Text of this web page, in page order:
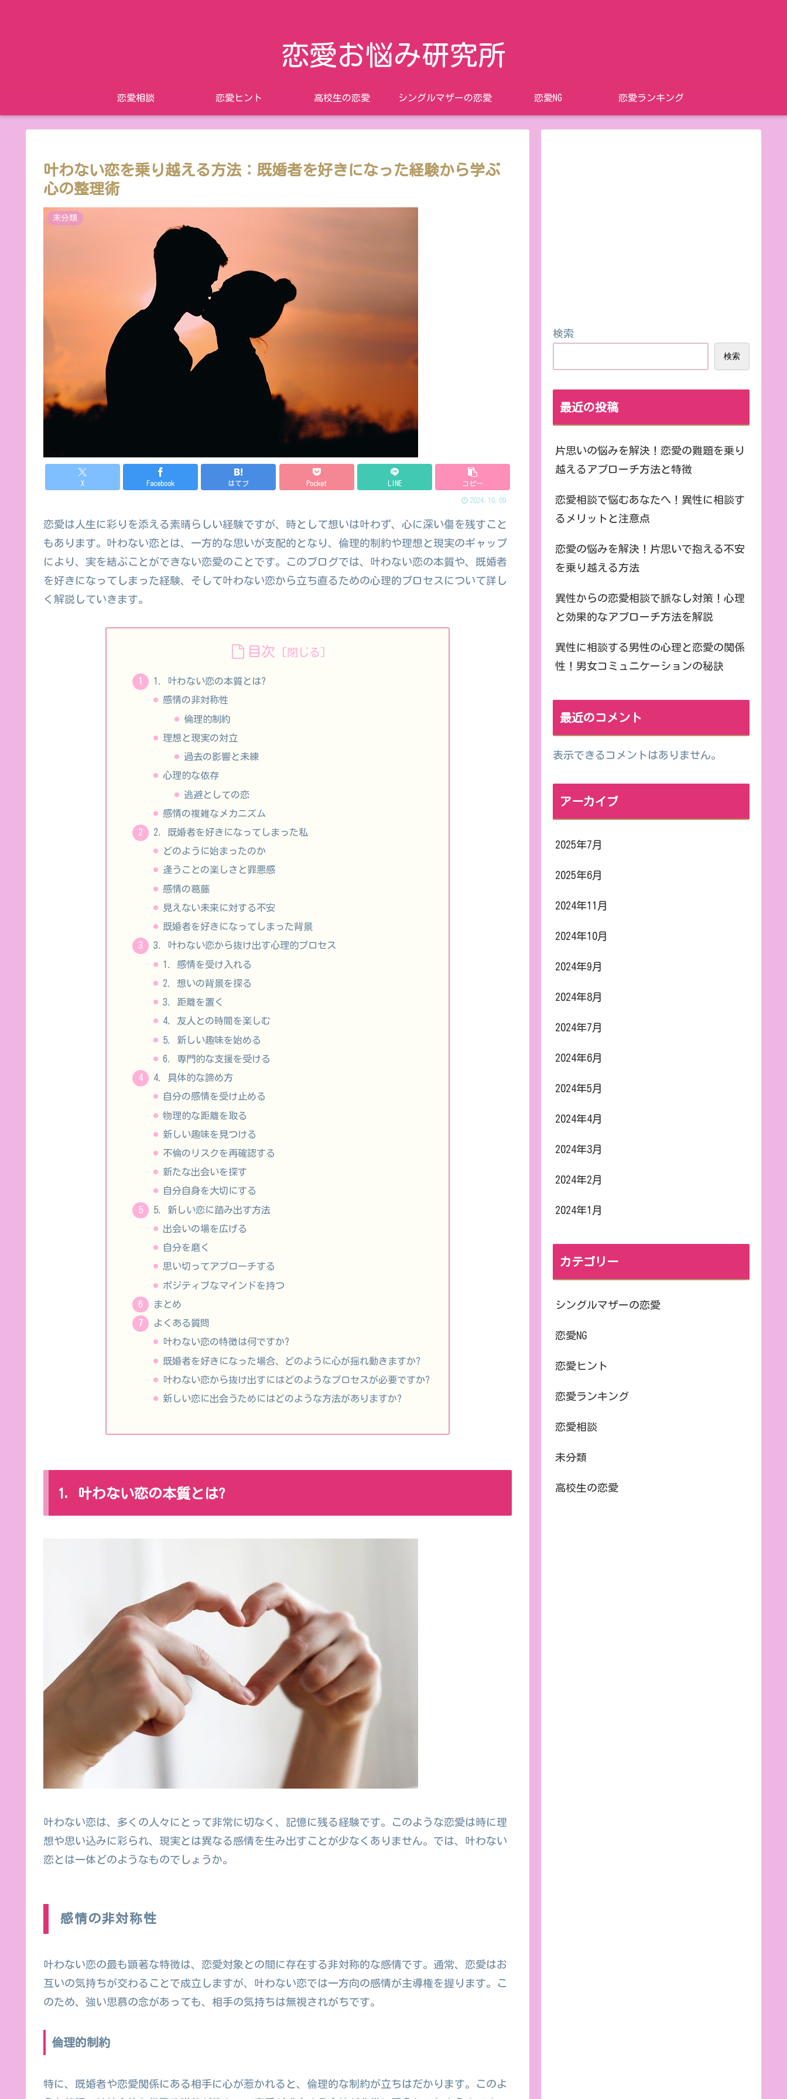
恋愛お悩み研究所
恋愛相談 恋愛ヒント 高校生の恋愛 シングルマザーの恋愛 恋愛NG 恋愛ランキング
叶わない恋を乗り越える方法：既婚者を好きになった経験から学ぶ
心の整理術
未分類
X Facebook はてブ Pocket LINE コピー
2024.10.09
恋愛は人生に彩りを添える素晴らしい経験ですが、時として想いは叶わず、心に深い傷を残すこと
もあります。叶わない恋とは、一方的な思いが支配的となり、倫理的制約や理想と現実のギャップ
により、実を結ぶことができない恋愛のことです。このブログでは、叶わない恋の本質や、既婚者
を好きになってしまった経験、そして叶わない恋から立ち直るための心理的プロセスについて詳し
く解説していきます。
目次
1. 叶わない恋の本質とは?
感情の非対称性
倫理的制約
理想と現実の対立
過去の影響と未練
心理的な依存
逃避としての恋
感情の複雑なメカニズム
2. 既婚者を好きになってしまった私
どのように始まったのか
逢うことの楽しさと罪悪感
感情の葛藤
見えない未来に対する不安
既婚者を好きになってしまった背景
3. 叶わない恋から抜け出す心理的プロセス
1. 感情を受け入れる
2. 想いの背景を探る
3. 距離を置く
4. 友人との時間を楽しむ
5. 新しい趣味を始める
6. 専門的な支援を受ける
4. 具体的な諦め方
自分の感情を受け止める
物理的な距離を取る
新しい趣味を見つける
不倫のリスクを再確認する
新たな出会いを探す
自分自身を大切にする
5. 新しい恋に踏み出す方法
出会いの場を広げる
自分を磨く
思い切ってアプローチする
ポジティブなマインドを持つ
まとめ
よくある質問
叶わない恋の特徴は何ですか?
既婚者を好きになった場合、どのように心が揺れ動きますか?
叶わない恋から抜け出すにはどのようなプロセスが必要ですか?
新しい恋に出会うためにはどのような方法がありますか?
1. 叶わない恋の本質とは?
叶わない恋は、多くの人々にとって非常に切なく、記憶に残る経験です。このような恋愛は時に理
想や思い込みに彩られ、現実とは異なる感情を生み出すことが少なくありません。では、叶わない
恋とは一体どのようなものでしょうか。
感情の非対称性
叶わない恋の最も顕著な特徴は、恋愛対象との間に存在する非対称的な感情です。通常、恋愛はお
互いの気持ちが交わることで成立しますが、叶わない恋では一方向の感情が主導権を握ります。こ
のため、強い思慕の念があっても、相手の気持ちは無視されがちです。
倫理的制約
特に、既婚者や恋愛関係にある相手に心が惹かれると、倫理的な制約が立ちはだかります。このよ
検索
検索
最近の投稿
片思いの悩みを解決！恋愛の難題を乗り
越えるアプローチ方法と特徴
恋愛相談で悩むあなたへ！異性に相談す
るメリットと注意点
恋愛の悩みを解決！片思いで抱える不安
を乗り越える方法
異性からの恋愛相談で脈なし対策！心理
と効果的なアプローチ方法を解説
異性に相談する男性の心理と恋愛の関係
性！男女コミュニケーションの秘訣
最近のコメント
表示できるコメントはありません。
アーカイブ
2025年7月
2025年6月
2024年11月
2024年10月
2024年9月
2024年8月
2024年7月
2024年6月
2024年5月
2024年4月
2024年3月
2024年2月
2024年1月
カテゴリー
シングルマザーの恋愛
恋愛NG
恋愛ヒント
恋愛ランキング
恋愛相談
未分類
高校生の恋愛